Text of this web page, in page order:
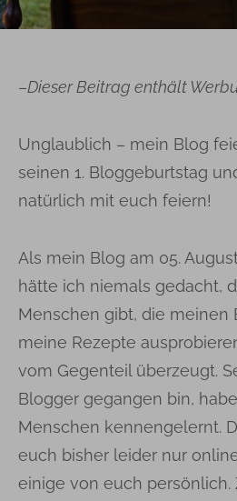
–Dieser Beitrag enthält
Unglaublich – mein Blog
seinen 1. Bloggeburtstag
natürlich mit euch feiern!
Als mein Blog am 05.
hätte ich niemals gedacht,
Menschen gibt, die meinen
meine Rezepte
vom Gegenteil überzeugt.
Blogger gegangen bin,
Menschen kennengelernt.
euch bisher leider nur
einige von euch persönlich.